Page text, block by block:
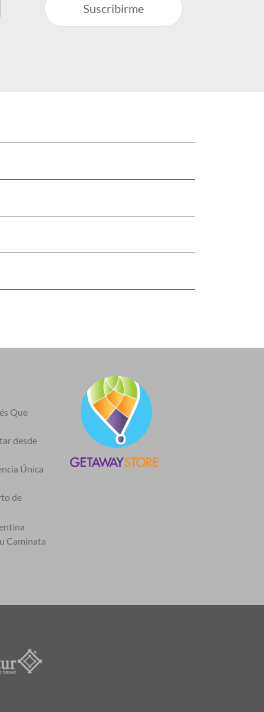
Suscribirme
Que
desde
Única
de
Caminata